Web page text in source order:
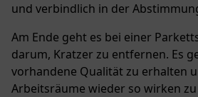
und verbindlich in der
Am Ende geht es bei einer
darum, Kratzer zu entfernen. Es
vorhandene Qualität zu erhalten
Arbeitsräume wieder so wirken zu